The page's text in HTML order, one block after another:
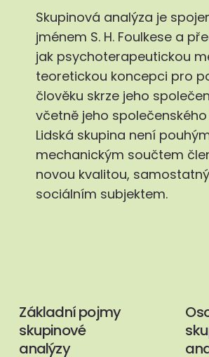
Základní pojmy
skupinové
analýzy
Skupinová analýza je
jménem S. H. Foulkese a
jak psychoterapeutickou
teoretickou koncepci pro
člověku skrze jeho
včetně jeho
Lidská skupina není
mechanickým součtem
novou kvalitou,
sociálním subjektem.